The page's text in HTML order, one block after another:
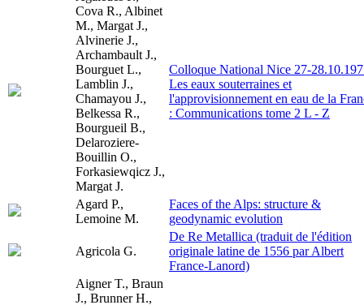
Cova R., Albinet
M., Margat J.,
Alvinerie J.,
Archambault J.,
Bourguet L.,
Lamblin J.,
Chamayou J.,
Belkessa R.,
Bourgueil B.,
Delaroziere-
Bouillin O.,
Forkasiewqicz J.,
Margat J.
Colloque National Nice 27-
Les eaux souterraines et
l'approvisionnement en eau de la
: Communications tome 2 L - Z
Agard P.,
Lemoine M.
Faces of the Alps: structure &
geodynamic evolution
Agricola G.
De Re Metallica (traduit de l'édition
originale latine de 1556 par Albert
France-Lanord)
Aigner T., Braun
J., Brunner H.,